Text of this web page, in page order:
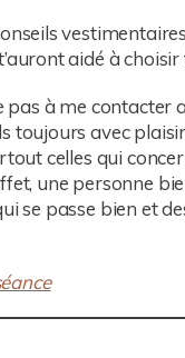
aidé à choisir
pas à me contacter
toujours avec
celles qui
une personne
se passe bien et